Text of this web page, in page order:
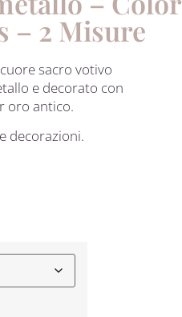
– 2 Misure
sacro votivo
e decorato con
oro antico.
decorazioni.